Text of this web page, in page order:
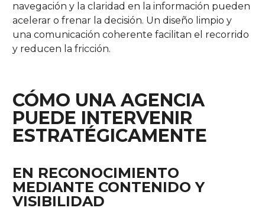
navegación y la claridad en la información pueden
acelerar o frenar la decisión. Un diseño limpio y
una comunicación coherente facilitan el recorrido
y reducen la fricción.
CÓMO UNA AGENCIA
PUEDE INTERVENIR
ESTRATÉGICAMENTE
EN RECONOCIMIENTO
MEDIANTE CONTENIDO Y
VISIBILIDAD